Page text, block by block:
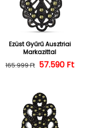
Ezüst Gyűrű Ausztriai
Markazittal
Normál ár
165.999 Ft 57.590 Ft